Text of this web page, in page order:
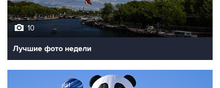
10
Лучшие фото недели